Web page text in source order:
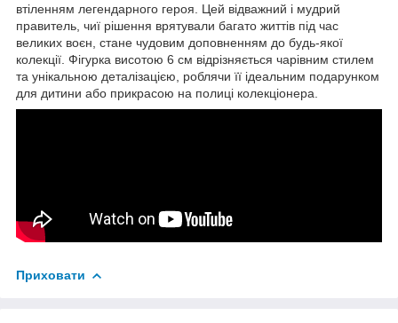
втіленням легендарного героя. Цей відважний і мудрий
правитель, чиї рішення врятували багато життів під час
великих воєн, стане чудовим доповненням до будь-якої
колекції. Фігурка висотою 6 см відрізняється чарівним стилем
та унікальною деталізацією, роблячи її ідеальним подарунком
для дитини або прикрасою на полиці колекціонера.
Приховати